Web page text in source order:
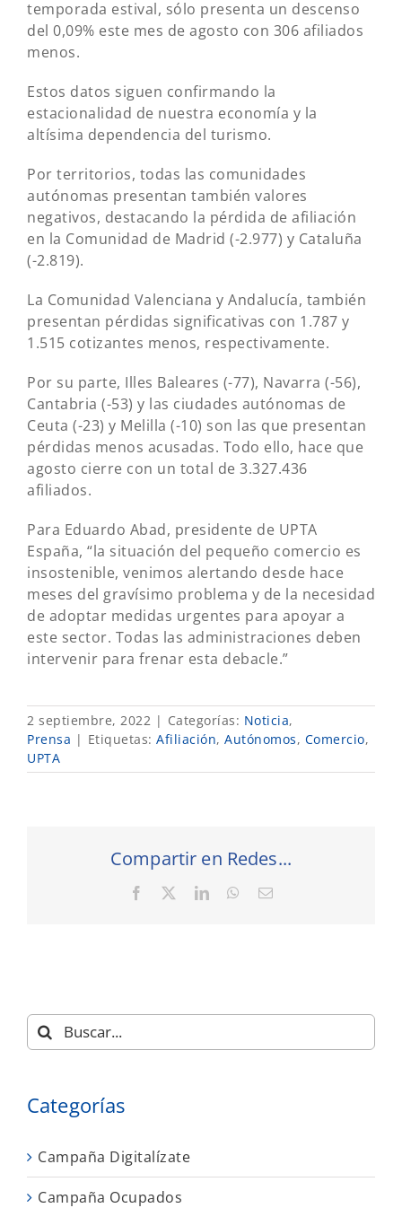
temporada estival, sólo presenta un descenso
del 0,09% este mes de agosto con 306 afiliados
menos.
Estos datos siguen confirmando la
estacionalidad de nuestra economía y la
altísima dependencia del turismo.
Por territorios, todas las comunidades
autónomas presentan también valores
negativos, destacando la pérdida de afiliación
en la Comunidad de Madrid (-2.977) y Cataluña
(-2.819).
La Comunidad Valenciana y Andalucía, también
presentan pérdidas significativas con 1.787 y
1.515 cotizantes menos, respectivamente.
Por su parte, Illes Baleares (-77), Navarra (-56),
Cantabria (-53) y las ciudades autónomas de
Ceuta (-23) y Melilla (-10) son las que presentan
pérdidas menos acusadas. Todo ello, hace que
agosto cierre con un total de 3.327.436
afiliados.
Para Eduardo Abad, presidente de UPTA
España, “la situación del pequeño comercio es
insostenible, venimos alertando desde hace
meses del gravísimo problema y de la necesidad
de adoptar medidas urgentes para apoyar a
este sector. Todas las administraciones deben
intervenir para frenar esta debacle.”
2 septiembre, 2022 | Categorías: Noticia,
Prensa | Etiquetas: Afiliación, Autónomos, Comercio,
UPTA
Compartir en Redes...
Facebook LinkedInWhatsApp
Correo
Buscar:
Categorías
Campaña Digitalízate
Campaña Ocupados